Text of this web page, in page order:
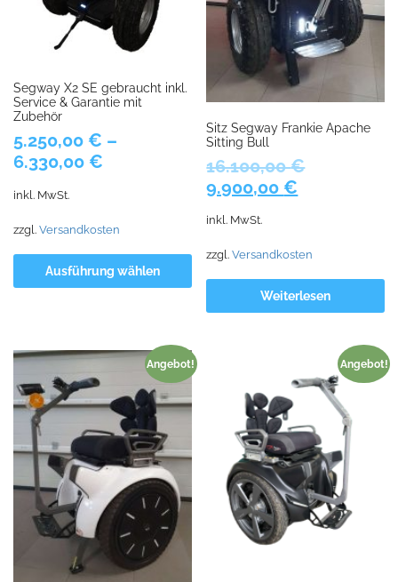
Segway X2 SE gebraucht inkl.
Service & Garantie mit
Zubehör
5.250,00 € –
6.330,00 €
inkl. MwSt.
zzgl. Versandkosten
Ausführung wählen
Sitz Segway Frankie Apache
Sitting Bull
16.100,00€
Ursprünglicher
war:
16.100,00 €
9.900,00 €
9.900,00 €.
inkl. MwSt.
zzgl.Versandkosten
Weiterlesen
Angebot! Angebot!